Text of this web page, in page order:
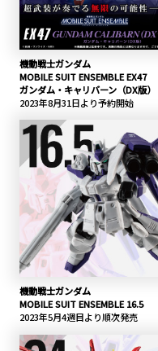
機動戦士ガンダム
MOBILE SUIT ENSEMBLE EX47
ガンダム・キャリバーン（DX版）
2023年8月31日より予約開始
機動戦士ガンダム
MOBILE SUIT ENSEMBLE 16.5
2023年5月4週目より順次発売